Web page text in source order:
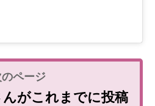
んがこれまでに投稿